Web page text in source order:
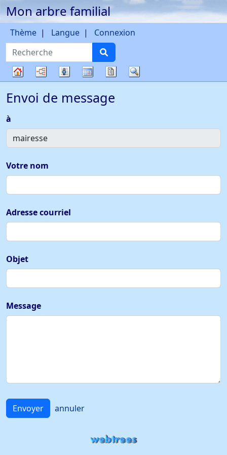
Passer au contenu
Mon arbre familial
Recherche
Thème Langue Connexion
généalogique
Diagrammes
Listes CalendrierRapports
Envoi de message
à
Votre nom
Adresse courriel
Objet
Message
Envoyer annuler